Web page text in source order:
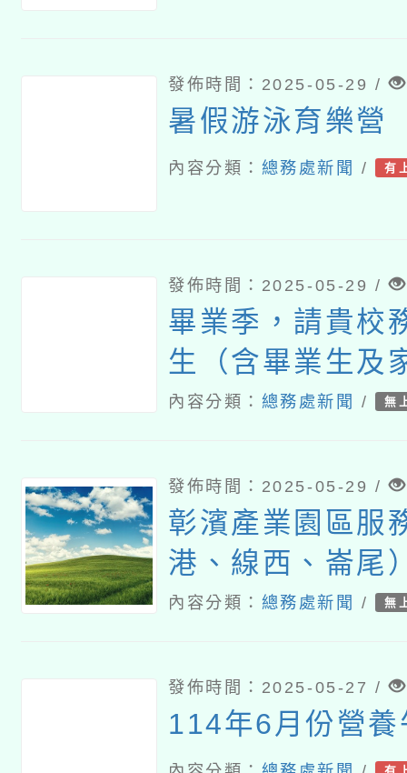
發佈時間：2025-05-29 /
暑假游泳育樂營
內容分類： 總務處新聞 / 有
發佈時間：2025-05-29 /
畢業季，請貴校
生（含畢業生及
安全與救溺之宣
內容分類： 總務處新聞 / 無
發佈時間：2025-05-29 /
彰濱產業園區服
港、線西、崙尾
水深危險，不宜
內容分類： 總務處新聞 / 無
發佈時間：2025-05-27 /
114年6月份營